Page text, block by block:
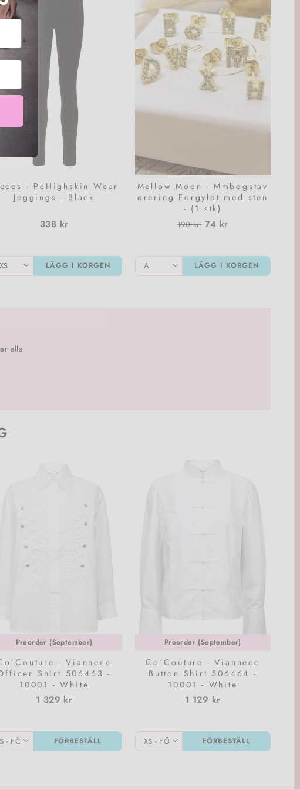
- PcHighskin Wear
Jeggings - Black
338 kr
LÄGG I KORGEN
Mellow Moon - Mmbogstav
ørering Forgyldt med sten
- (1 stk)
Normalpris
190 kr Utförsäljningspris
74 kr
LÄGG I KORGEN
alla
Preorder (September)
- Viannecc
Shirt 506463 -
10001 - White
1 329 kr
FÖRBESTÄLL
Preorder (September)
Co´Couture - Viannecc
Button Shirt 506464 -
10001 - White
1 129 kr
FÖRBESTÄLL